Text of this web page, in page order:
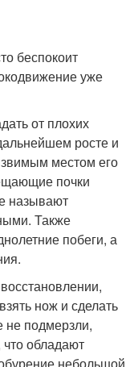
беспокоит
уже
от плохих
росте и
местом его
почки
называют
Также
побеги, а
нож и сделать
не подмерзли,
обладают